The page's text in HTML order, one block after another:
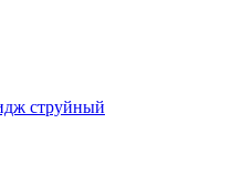
струйный